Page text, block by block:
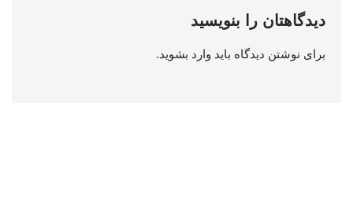
دیدگاهتان را بنویسید
برای نوشتن دیدگاه باید وارد بشوید.